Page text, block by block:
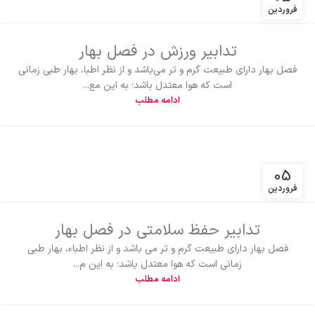
فروردین
تدابیر ورزش در فصل بهار
فصل بهار دارای طبیعت گرم و تر می‌باشد و از نظر اطبا، بهار طبی زمانی
است که هوا معتدل باشد؛ به این مع...
ادامه مطلب
05
فروردین
تدابیر حفظ سلامتی در فصل بهار
فصل بهار دارای طبیعت گرم و تر می باشد و از نظر اطباء، بهار طبی
زمانی است که هوا معتدل باشد؛ به این م...
ادامه مطلب